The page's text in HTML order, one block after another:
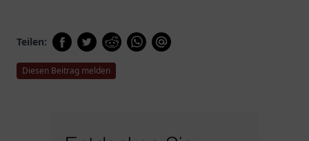
Teilen:
Diesen Beitrag melden